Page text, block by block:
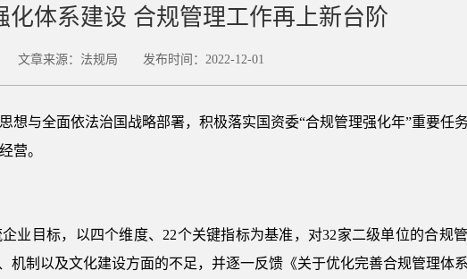
化体系建设 合规管理工作再上新台阶
文章来源：法规局 发布时间：2022-12-01
想与全面依法治国战略部署，积极落实国资委“合规管理强化年”重要任
营。
业目标，以四个维度、22个关键指标为基准，对32家二级单位的合规
机制以及文化建设方面的不足，并逐一反馈《关于优化完善合规管理体